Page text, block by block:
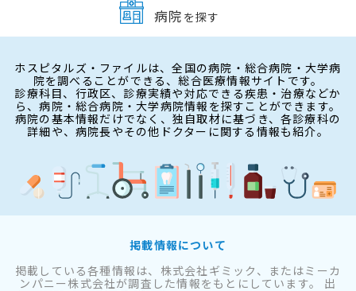
病院 を探す
ホスピタルズ・ファイルは、全国の病院・総合病院・大学病
院を調べることができる、総合医療情報サイトです。
診療科目、行政区、診療実績や対応できる疾患・治療などか
ら、病院・総合病院・大学病院情報を探すことができます。
病院の基本情報だけでなく、独自取材に基づき、各診療科の
詳細や、病院長やその他ドクターに関する情報も紹介。
掲載情報について
掲載している各種情報は、株式会社ギミック、またはミーカ
ンパニー株式会社が調査した情報をもとにしています。 出